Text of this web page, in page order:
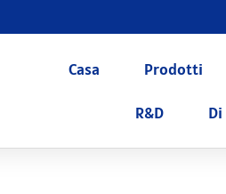
Casa Prodotti
R&D Di